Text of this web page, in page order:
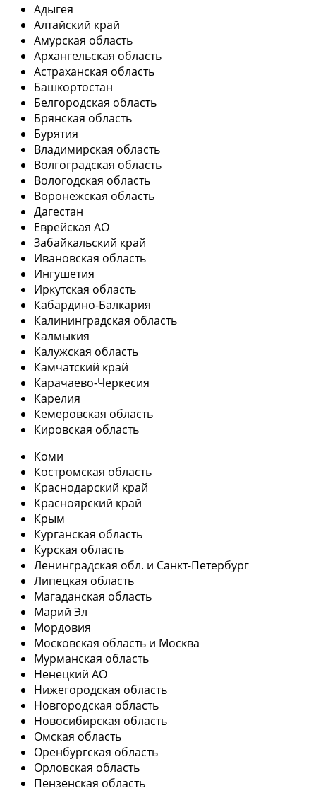
Адыгея
Алтайский край
Амурская область
Архангельская область
Астраханская область
Башкортостан
Белгородская область
Брянская область
Бурятия
Владимирская область
Волгоградская область
Вологодская область
Воронежская область
Дагестан
Еврейская АО
Забайкальский край
Ивановская область
Ингушетия
Иркутская область
Кабардино-Балкария
Калининградская область
Калмыкия
Калужская область
Камчатский край
Карачаево-Черкесия
Карелия
Кемеровская область
Кировская область
Коми
Костромская область
Краснодарский край
Красноярский край
Крым
Курганская область
Курская область
Ленинградская обл. и Санкт-Петербург
Липецкая область
Магаданская область
Марий Эл
Мордовия
Московская область и Москва
Мурманская область
Ненецкий АО
Нижегородская область
Новгородская область
Новосибирская область
Омская область
Оренбургская область
Орловская область
Пензенская область